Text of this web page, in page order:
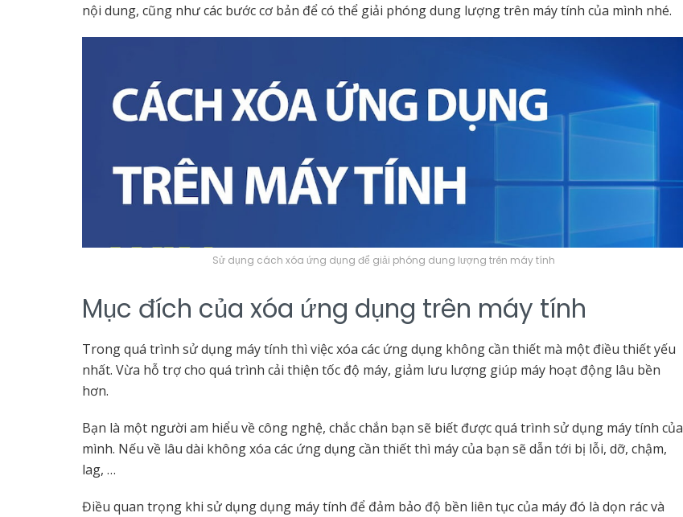
nội dung, cũng như các bước cơ bản để có thể giải phóng dung lượng trên máy tính của mình nhé.
Sử dụng cách xóa ứng dụng để giải phóng dung lượng trên máy tính
Mục đích của xóa ứng dụng trên máy tính
Trong quá trình sử dụng máy tính thì việc xóa các ứng dụng không cần thiết mà một điều thiết yếu
nhất. Vừa hỗ trợ cho quá trình cải thiện tốc độ máy, giảm lưu lượng giúp máy hoạt động lâu bền
hơn.
Bạn là một người am hiểu về công nghệ, chắc chắn bạn sẽ biết được quá trình sử dụng máy tính của
mình. Nếu về lâu dài không xóa các ứng dụng cần thiết thì máy của bạn sẽ dẫn tới bị lỗi, dỡ, chậm,
lag, …
Điều quan trọng khi sử dụng dụng máy tính để đảm bảo độ bền liên tục của máy đó là dọn rác và